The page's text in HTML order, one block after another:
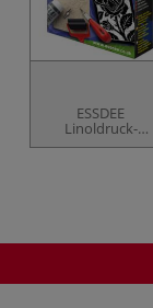
ESSDEE
Linoldruck-
Einsteiger Set